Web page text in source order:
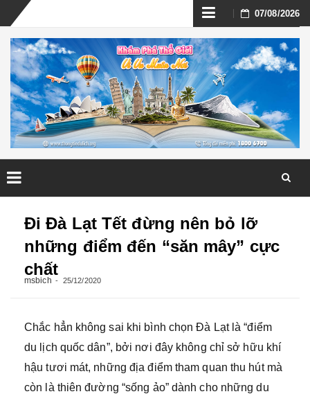
Skip
to
content
07/08/2026
Đi Đà Lạt Tết đừng nên bỏ lỡ
những điểm đến “săn mây” cực
chất
msbich 25/12/2020
Chắc hẳn không sai khi bình chọn Đà Lạt là “điểm
du lịch quốc dân”, bởi nơi đây không chỉ sở hữu khí
hậu tươi mát, những địa điểm tham quan thu hút mà
còn là thiên đường “sống ảo” dành cho những du